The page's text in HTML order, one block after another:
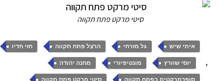
סיטי מרקט פתח תקווה
איתי שיש , גל מזרחי , הרצל פתח תקווה , חזי חדיו
, יוסי שוורץ , מונטיפיורי , מחנה יהודה ,
,
,